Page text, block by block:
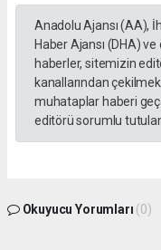
Anadolu Ajansı (AA),
Haber Ajansı (DHA)
haberler, sitemizin
kanallarından
muhataplar haberi
editörü sorumlu
Okuyucu Yorumları (0)